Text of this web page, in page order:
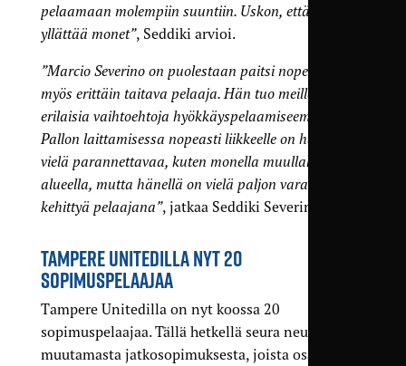
pelaamaan molempiin suuntiin. Uskon, että hän voi
yllättää monet”, Seddiki arvioi.
”Marcio Severino on puolestaan paitsi nopea, niin
myös erittäin taitava pelaaja. Hän tuo meille
erilaisia vaihtoehtoja hyökkäyspelaamiseemme.
Pallon laittamisessa nopeasti liikkeelle on hänellä
vielä parannettavaa, kuten monella muullakin osa-
alueella, mutta hänellä on vielä paljon varaa
kehittyä pelaajana”, jatkaa Seddiki Severinosta.
TAMPERE UNITEDILLA NYT 20
SOPIMUSPELAAJAA
Tampere Unitedilla on nyt koossa 20
sopimuspelaajaa. Tällä hetkellä seura neuvottelee
muutamasta jatkosopimuksesta, joista osa